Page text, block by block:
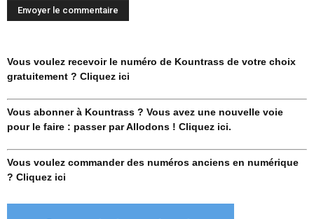
Vous voulez recevoir le numéro de Kountrass de votre choix
gratuitement ? Cliquez ici
Vous abonner à Kountrass ? Vous avez une nouvelle voie
pour le faire : passer par Allodons ! Cliquez ici.
Vous voulez commander des numéros anciens en numérique
? Cliquez ici